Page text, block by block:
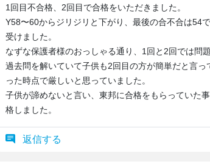
1回目不合格、2回目で合格をいただきました。
Y58〜60からジリジリと下がり、最後の合不合は54
受けました。
なずな保護者様のおっしゃる通り、1回と2回では問
過去問を解いていて子供も2回目の方が簡単だと言
った時点で厳しいと思っていました。
子供が諦めないと言い、東邦に合格をもらっていた
格しました。
返信する